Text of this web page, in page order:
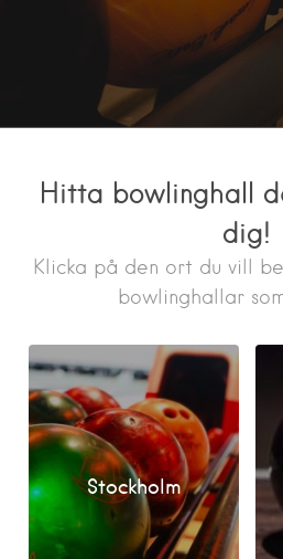
Hitta bowlinghall
dig!
Klicka på den ort du vill
bowlinghallar
Stockholm